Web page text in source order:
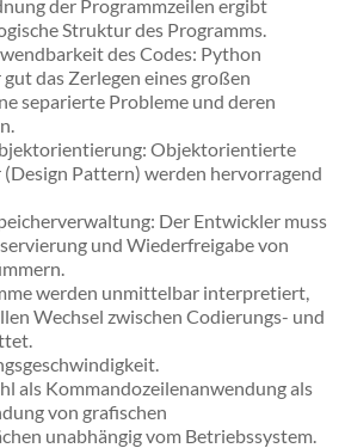
der Programmzeilen ergibt
Struktur des Programms.
des Codes: Python
das Zerlegen eines großen
separierte Probleme und deren
Objektorientierte
Pattern) werden hervorragend
Der Entwickler muss
und Wiederfreigabe von
werden unmittelbar interpretiert,
Wechsel zwischen Codierungs- und
als Kommandozeilenanwendung als
von grafischen
unabhängig vom Betriebssystem.